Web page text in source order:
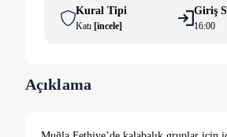
Kural Tipi
Katı [i̇ncele]
Giriş
16:00
Açıklama